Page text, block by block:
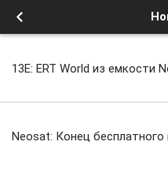
13E: ERT World из емкости
Neosat: Конец бесплатного